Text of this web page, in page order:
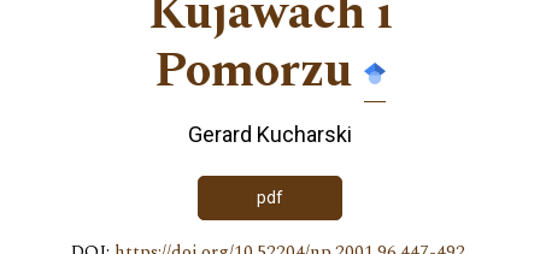
Pomorzu
Gerard Kucharski
pdf